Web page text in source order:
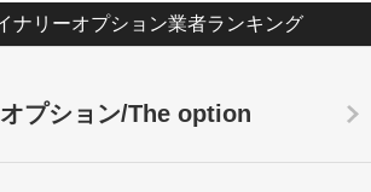
ナリーオプション業者ランキング
プション/The option